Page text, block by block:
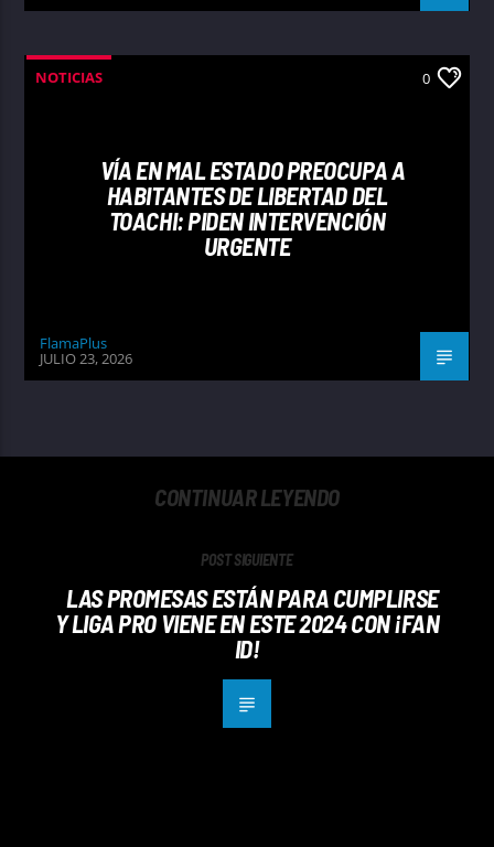
NOTICIAS 0
VÍA EN MAL ESTADO PREOCUPA A
HABITANTES DE LIBERTAD DEL
TOACHI: PIDEN INTERVENCIÓN
URGENTE
FlamaPlus
JULIO 23, 2026
CONTINUAR LEYENDO
POST SIGUIENTE
LAS PROMESAS ESTÁN PARA CUMPLIRSE
Y LIGA PRO VIENE EN ESTE 2024 CON ¡FAN
ID!